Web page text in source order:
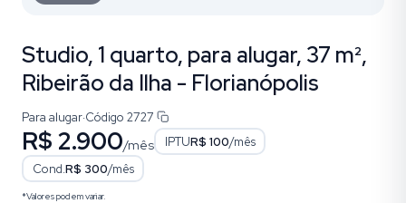
Studio, 1 quarto, para alugar, 37 m²,
Ribeirão da Ilha - Florianópolis
Para alugar·Código 2727
R$ 2.900/mês IPTUR$ 100/mês
Cond.R$ 300/mês
*Valores podem variar.